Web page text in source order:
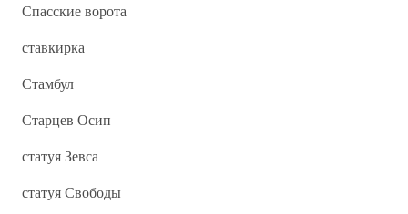
Спасские ворота
ставкирка
Стамбул
Старцев Осип
статуя Зевса
статуя Свободы